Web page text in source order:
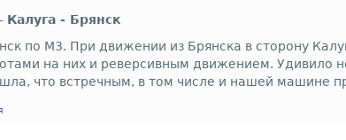
Калуга - Брянск
по М3. При движении из Брянска в сторону
на них и реверсивным движением. Удивило
что встречным, в том числе и нашей машине